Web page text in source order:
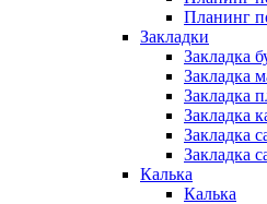
Планинг
Закладки
Закладка
Закладка
Закладка
Закладка
Закладка
Закладка
Калька
Калька